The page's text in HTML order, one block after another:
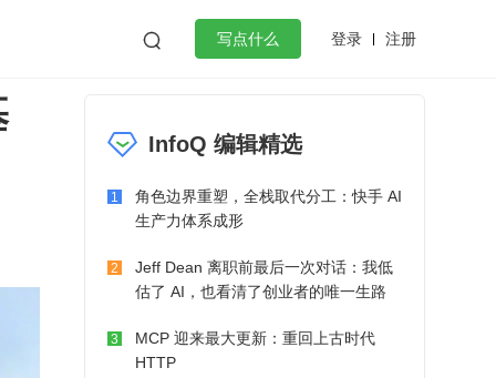
 写点什么 登录 注册
作
微服务架构 flutter
InfoQ 编辑精选
1
角色边界重塑，全栈取代分工：快手 AI
生产力体系成形
2
Jeff Dean 离职前最后一次对话：我低
估了 AI，也看清了创业者的唯一生路
3
MCP 迎来最大更新：重回上古时代
HTTP